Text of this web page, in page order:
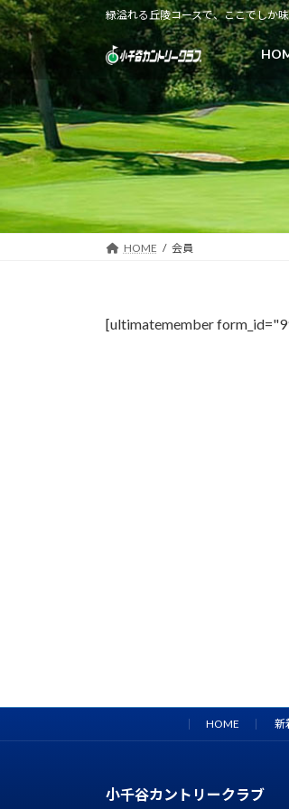
コ
ン
テ
へ
ス
キ
ッ
プ
ナ
ビ
ゲ
ョ
ン
に
移
動
緑溢れる丘陵コースで、ここでしか
HOME 会員
[ultimatemember
HOME 新
小千谷カントリークラブ